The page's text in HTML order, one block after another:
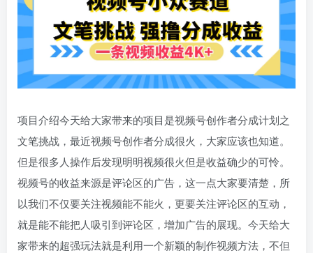
项目介绍今天给大家带来的项目是视频号创作者分成计划之
文笔挑战，最近视频号创作者分成很火，大家应该也知道。
但是很多人操作后发现明明视频很火但是收益确少的可怜。
视频号的收益来源是评论区的广告，这一点大家要清楚，所
以我们不仅要关注视频能不能火，更要关注评论区的互动，
就是能不能把人吸引到评论区，增加广告的展现。今天给大
家带来的超强玩法就是利用一个新颖的制作视频方法，不但